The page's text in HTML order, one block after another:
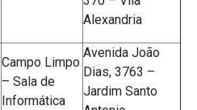
Alexandria
Campo Limpo
– Sala de
Informática
Avenida João
Dias, 3763 –
Jardim Santo